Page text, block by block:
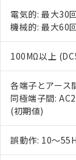
電気的: 最大30
機械的: 最大60
100MΩ以上
各端子とアー
同極端子間:
(初期値)
誤動作: 10～
51物質の非
※本証明書は
また、
混在するこ
既に当社に
り割愛して